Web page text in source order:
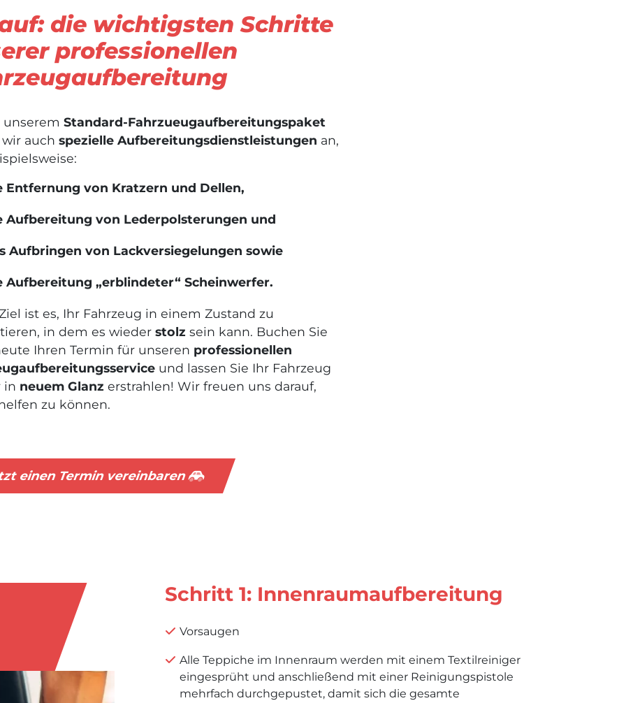
die wichtigsten Schritte
professionellen
unserem Standard-Fahrzueugaufbereitungspaket
auch spezielle Aufbereitungsdienstleistungen an,
Entfernung von Kratzern und Dellen,
Aufbereitung von Lederpolsterungen und
Aufbringen von Lackversiegelungen sowie
Aufbereitung „erblindeter“ Scheinwerfer.
ist es, Ihr Fahrzeug in einem Zustand zu
in dem es wieder stolz sein kann. Buchen Sie
Ihren Termin für unseren professionellen
und lassen Sie Ihr Fahrzeug
in neuem Glanz erstrahlen! Wir freuen uns darauf,
zu können.
einen Termin vereinbaren
Schritt 1: Innenraumaufbereitung
Vorsaugen
Alle Teppiche im Innenraum werden mit einem Textilreiniger
eingesprüht und anschließend mit einer Reinigungspistole
mehrfach durchgepustet, damit sich die gesamte